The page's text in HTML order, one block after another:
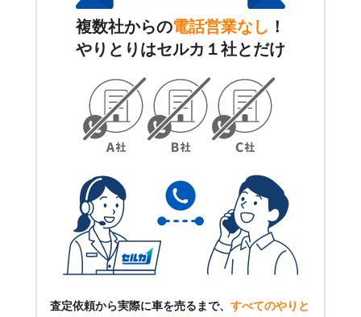
複数社からの電話営業なし ！
やりとりはセルカ１社とだけ
査定依頼から実際に車を売るまで、 すべてのやりと